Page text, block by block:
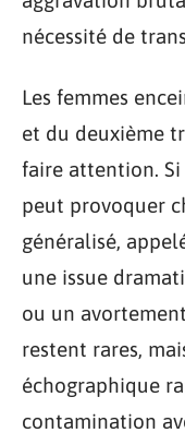
nécessité de
Les femmes
et du deuxième
faire attention.
peut provoquer
généralisé,
une issue
ou un
restent rares,
échographique
contamination